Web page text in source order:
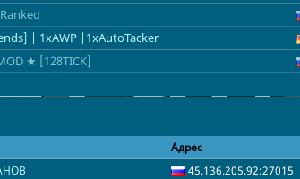
| 1xAWP |1xAutoTacker
★ [128TICK]
Адрес
45.136.205.92:27015